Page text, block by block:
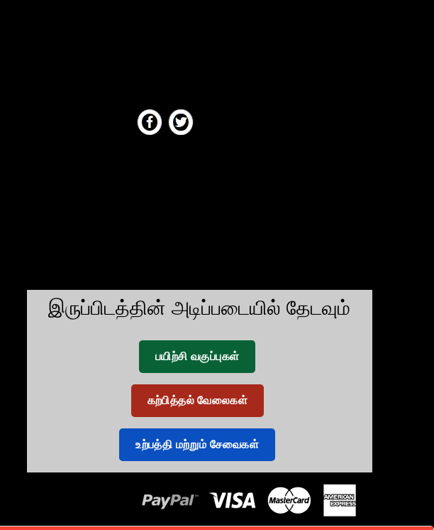
இருப்பிடத்தின் அடிப்படையில் தேடவும்
பயிற்சி வகுப்புகள்
கற்பித்தல் வேலைகள்
உற்பத்தி மற்றும் சேவைகள்